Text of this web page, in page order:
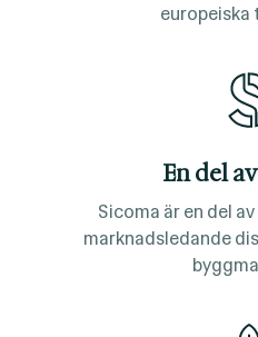
europeiska
En del
Sicoma är en del
marknadsledande